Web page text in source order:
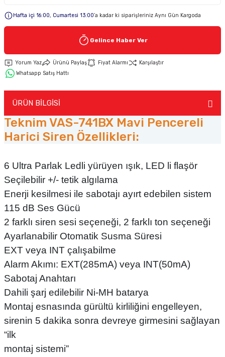
Keypad-Tuş Takımı Ürünler
Hafta içi 16:00, Cumartesi 13:00’a kadar ki siparişleriniz Aynı Gün Kargoda
Gelince Haber Ver
Yorum Yaz Ürünü Paylaş Fiyat Alarmı
Karşılaştır
Whatsapp Satış Hattı
ÜRÜN BİLGİSİ
Teknim VAS-741BX Mavi Pencereli
Harici Siren Özellikleri:
6 Ultra Parlak Ledli yürüyen ışık, LED li flaşör
Seçilebilir +/- tetik algılama
Enerji kesilmesi ile sabotajı ayırt edebilen sistem
115 dB Ses Gücü
2 farklı siren sesi seçeneği, 2 farklı ton seçeneği
Ayarlanabilir Otomatik Susma Süresi
EXT veya INT çalışabilme
Alarm Akımı: EXT(285mA) veya INT(50mA)
Sabotaj Anahtarı
Dahili şarj edilebilir Ni-MH batarya
Montaj esnasında gürültü kirliliğini engelleyen,
sirenin 5 dakika sonra devreye girmesini sağlayan
“ilk
montaj sistemi”